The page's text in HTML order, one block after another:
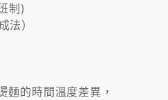
制)
法）
麵的時間溫度差異，